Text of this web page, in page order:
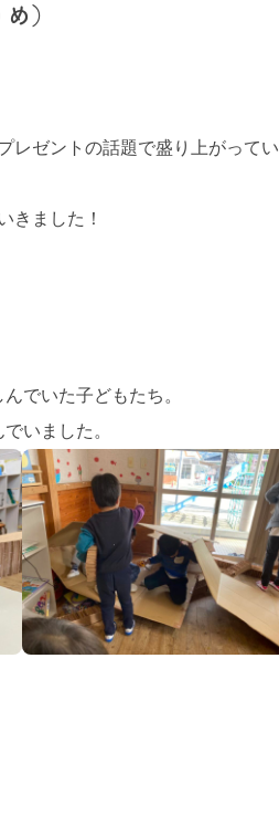
）
レゼントの話題で盛り上がってい
きました！
でいた子どもたち。
いました。